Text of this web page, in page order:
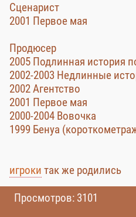
Сценарист
2001 Первое мая
Продюсер
2005 Подлинная история
2002-2003 Недлинные
2002 Агентство
2001 Первое мая
2000-2004 Вовочка
1999 Бенуа
игроки так же родились
Просмотров: 3101